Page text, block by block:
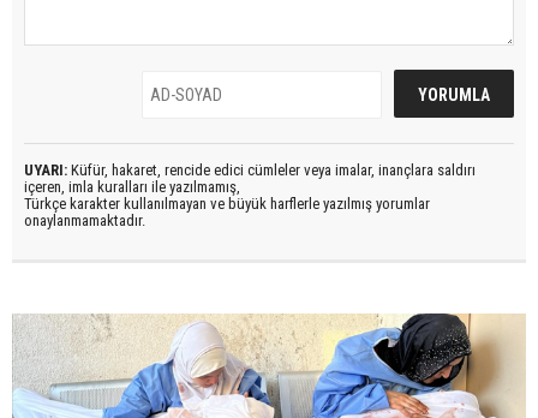
UYARI: Küfür, hakaret, rencide edici cümleler veya imalar, inançlara saldırı
içeren, imla kuralları ile yazılmamış,
Türkçe karakter kullanılmayan ve büyük harflerle yazılmış yorumlar
onaylanmamaktadır.